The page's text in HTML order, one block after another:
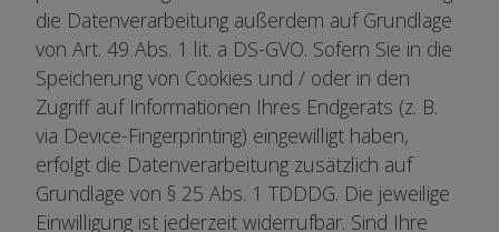
die Datenverarbeitung außerdem auf Grundlage
von Art. 49 Abs. 1 lit. a DS-GVO. Sofern Sie in die
Speicherung von Cookies und / oder in den
Zugriff auf Informationen Ihres Endgeräts (z. B.
via Device-Fingerprinting) eingewilligt haben,
erfolgt die Datenverarbeitung zusätzlich auf
Grundlage von § 25 Abs. 1 TDDDG. Die jeweilige
Einwilligung ist jederzeit widerrufbar. Sind Ihre